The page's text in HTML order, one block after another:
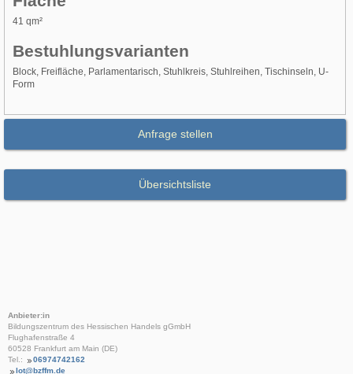
41 qm²
Bestuhlungsvarianten
Block, Freifläche, Parlamentarisch, Stuhlkreis, Stuhlreihen, Tischinseln, U-
Form
Anfrage stellen
Übersichtsliste
Anbieter:in
Bildungszentrum des Hessischen Handels gGmbH
Flughafenstraße 4
60528 Frankfurt am Main (DE)
Tel.:
06974742162
lot@bzffm.de